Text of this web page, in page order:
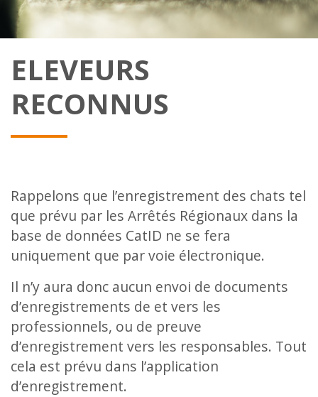
ELEVEURS
RECONNUS
Rappelons que l’enregistrement des chats tel
que prévu par les Arrêtés Régionaux dans la
base de données CatID ne se fera
uniquement que par voie électronique.
Il n’y aura donc aucun envoi de documents
d’enregistrements de et vers les
professionnels, ou de preuve
d’enregistrement vers les responsables. Tout
cela est prévu dans l’application
d’enregistrement.